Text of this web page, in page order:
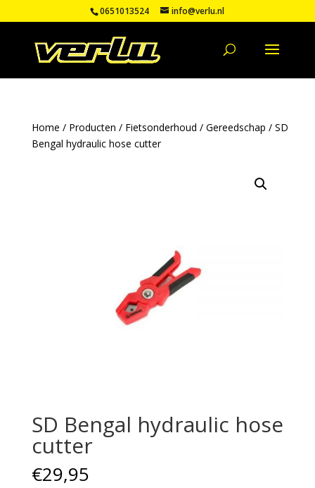
0651013524 info@verlu.nl
Home / Producten / Fietsonderhoud / Gereedschap / SD
Bengal hydraulic hose cutter
SD Bengal hydraulic hose
cutter
€29,95